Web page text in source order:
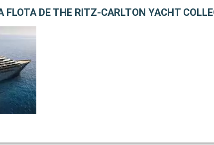
FLOTA DE THE RITZ-CARLTON YACHT